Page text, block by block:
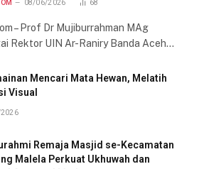
08/06/2026 68
– Prof Dr Mujiburrahman MAg
Rektor UIN Ar-Raniry Banda Aceh…
Mencari Mata Hewan, Melatih
Visual
Remaja Masjid se-Kecamatan
Malela Perkuat Ukhuwah dan